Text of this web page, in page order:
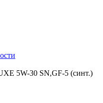
5W-30 SN,GF-5 (синт.)